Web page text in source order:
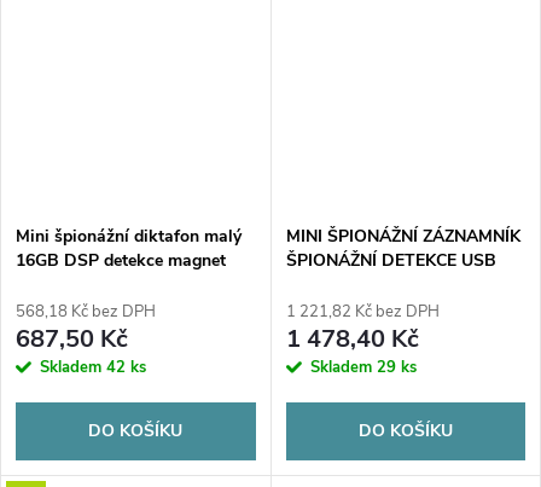
Mini špionážní diktafon malý
16GB DSP detekce magnet
568,18 Kč bez DPH
687,50 Kč
Skladem 42 ks
DO KOŠÍKU
MINI ŠPIONÁŽNÍ ZÁZNAMNÍK
ŠPIONÁŽNÍ DETEKCE USB
1 221,82 Kč bez DPH
1 478,40 Kč
Skladem 29 ks
DO KOŠÍKU